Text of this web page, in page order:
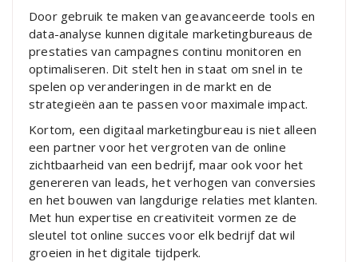
Door gebruik te maken van geavanceerde tools en
data-analyse kunnen digitale marketingbureaus de
prestaties van campagnes continu monitoren en
optimaliseren. Dit stelt hen in staat om snel in te
spelen op veranderingen in de markt en de
strategieën aan te passen voor maximale impact.
Kortom, een digitaal marketingbureau is niet alleen
een partner voor het vergroten van de online
zichtbaarheid van een bedrijf, maar ook voor het
genereren van leads, het verhogen van conversies
en het bouwen van langdurige relaties met klanten.
Met hun expertise en creativiteit vormen ze de
sleutel tot online succes voor elk bedrijf dat wil
groeien in het digitale tijdperk.